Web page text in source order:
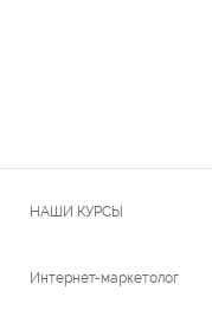
НАШИ КУРСЫ
Интернет-маркетолог